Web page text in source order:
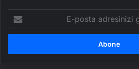
posta
adresinizi